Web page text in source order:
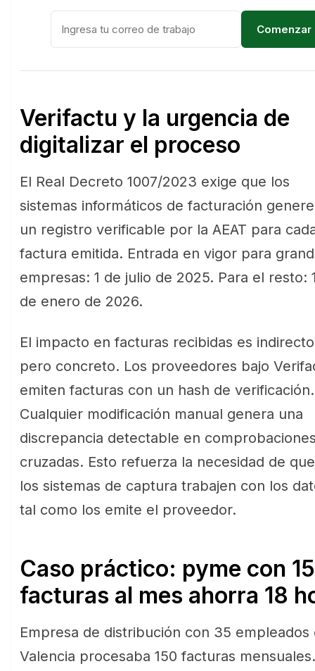
Comenzar
Verifactu y la urgencia de
digitalizar el proceso
El Real Decreto 1007/2023 exige que los
sistemas informáticos de facturación
un registro verificable por la AEAT para
factura emitida. Entrada en vigor para
empresas: 1 de julio de 2025. Para el resto:
de enero de 2026.
El impacto en facturas recibidas es indirecto
pero concreto. Los proveedores bajo
emiten facturas con un hash de verificación.
Cualquier modificación manual genera una
discrepancia detectable en
cruzadas. Esto refuerza la necesidad de que
los sistemas de captura trabajen con los
tal como los emite el proveedor.
Caso práctico: pyme con
facturas al mes ahorra 18
Empresa de distribución con 35 empleados
Valencia procesaba 150 facturas mensuales.